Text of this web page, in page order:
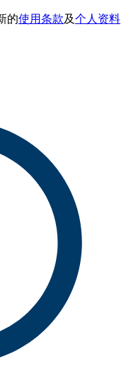
的使用条款及个人资料